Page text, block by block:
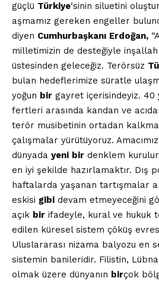
güçlü Türkiye‘sinin siluetini
aşmamız gereken engeller
diyen Cumhurbaşkanı Erdoğan,
milletimizin de desteğiyle
üstesinden geleceğiz. Terörsüz
bulan hedeflerimize süratle
yoğun bir gayret içerisindeyiz. 40
fertleri arasında kandan ve
terör musibetinin ortadan
çalışmalar yürütüyoruz.
dünyada yeni bir denklem
en iyi şekilde hazırlamaktır. Dış
haftalarda yaşanan tartışmalar
eskisi gibi devam etmeyeceğini
açık bir ifadeyle, kural ve hukuk
edilen küresel sistem çöküş
Uluslararası nizama balyozu en
sistemin banileridir. Filistin,
olmak üzere dünyanın birçok